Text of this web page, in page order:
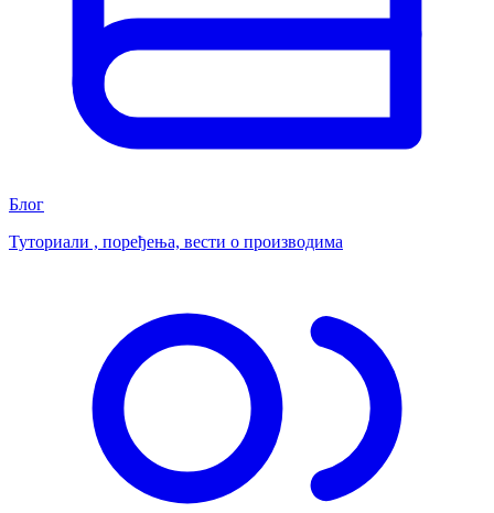
Блог
Туториали , поређења, вести о производима